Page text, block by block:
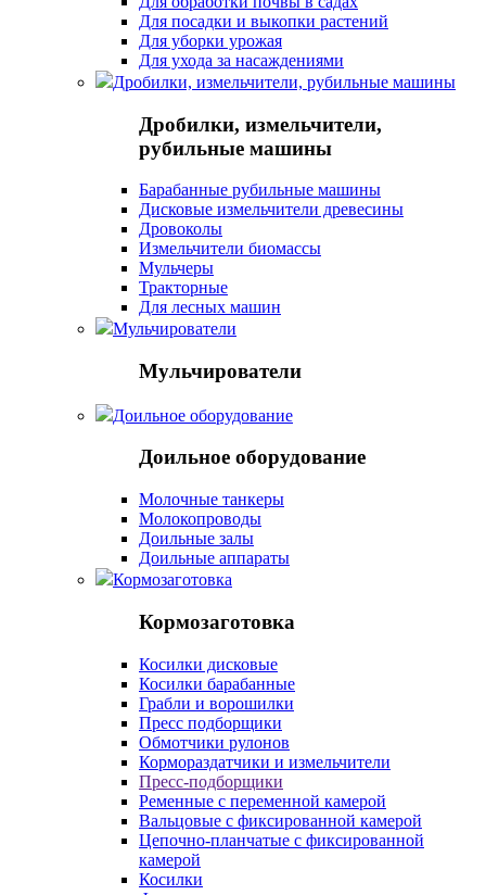
Для посадки и выкопки растений
Для уборки урожая
Для ухода за насаждениями
Дробилки, измельчители, рубильные машины
Дробилки, измельчители,
рубильные машины
Барабанные рубильные машины
Дисковые измельчители древесины
Дровоколы
Измельчители биомассы
Мульчеры
Тракторные
Для лесных машин
Мульчирователи
Мульчирователи
Доильное оборудование
Доильное оборудование
Молочные танкеры
Молокопроводы
Доильные залы
Доильные аппараты
Кормозаготовка
Кормозаготовка
Косилки дисковые
Косилки барабанные
Грабли и ворошилки
Пресс подборщики
Обмотчики рулонов
Кормораздатчики и измельчители
Пресс-подборщики
Ременные с переменной камерой
Вальцовые с фиксированной камерой
Цепочно-планчатые с фиксированной
камерой
Косилки